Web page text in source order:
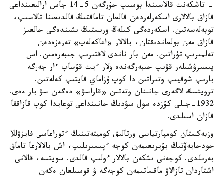
- تاشكەنت قالاسىندا بوسىپ جۇرگەن 5-14 جاس ارالىعىنداعى
قازاق بالالارى اسكەرلەردەن قالعان تاماقتىڭ قالدىعىنا تالاسىپ،
توبەلەسەتىن. اسكەردەگى كىلەڭ ورىستىڭ ىشىندەگى جالعىز
قازاق مەن بولعاندىقتان، بالالار «اعاكەلەپ» تەرەزەدەن
تەلمىرىپ تۇراتىن. مەن بار ناندى لاقتىرىپ جىبەرەمىن. اس
پىسىرۋشىلەر قۋىپ جىبەرگەندە ولار ءيت قۇساپ ءار جەرگە
بارىپ شوقيىپ وتىراتىن دا كوپ ۇزاماي قايتىپ كەلەتىن.
ترويتسك لاگەرى جانىنان وتەتىن «قاراسۋ» دەگەن سۋ بار ەدى.
1932-جىلى كۇزدە سول سۋدىڭ جانىنداعى توعايدا كوپ قازاققا
قازان اسىلدى.
وزبەكستان كومپارتياسى ورتالىق كوميتەتىنىڭ ءتوراعاسى فايزۋللا
حودجايەۆتىڭ بۇيرىعىمەن كوجە ءپىسىرىلىپ، اش بالالارعا تاماق
بەرىلدى. كوجەنى ىشكەن بالالار ءولىپ قالدى. سويتسە، قالانى
اشتاردان تازالاۋ ماقساتىمەن كوجەگە ۋ قوسىلعان ەكەن.